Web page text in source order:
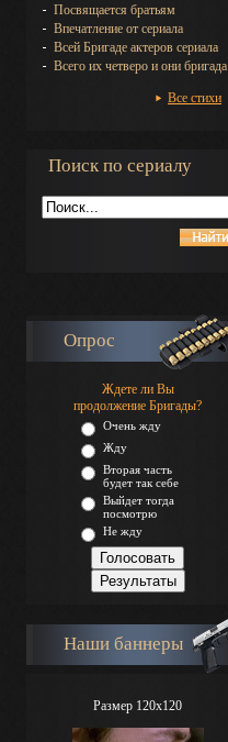
Посвящается братьям
Впечатление от сериала
Всей Бригаде актеров сериала
Всего их четверо и они бригада
Все стихи
Поиск по сериалу
Опрос
Ждете ли Вы
продолжение Бригады?
Очень жду
Жду
Вторая часть
будет так себе
Выйдет тогда
посмотрю
Не жду
Наши баннеры
Размер 120x120